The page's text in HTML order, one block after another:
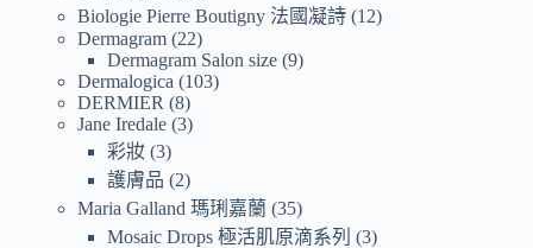
Biologie Pierre Boutigny 法國凝詩 12
Dermagram 22
Dermagram Salon size 9
Dermalogica
103
DERMIER
8
Jane Iredale 3
彩妝 3
護膚品
2
Maria Galland 瑪琍嘉蘭 35
Mosaic Drops 極活肌原滴系列
3